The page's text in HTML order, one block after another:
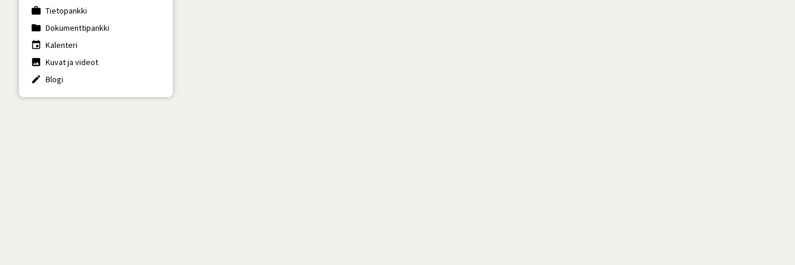
work Tietopankki
folder Dokumenttipankki
insert_invitation Kalenteri
photo Kuvat ja videot
create Blogi